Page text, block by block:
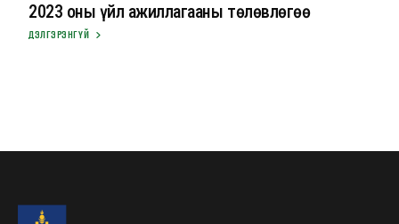
2023 оны үйл ажиллагааны төлөвлөгөө
ДЭЛГЭРЭНГҮЙ